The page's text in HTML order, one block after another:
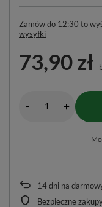
14dni na
Bezpieczne
Zamów do 12:30 to
wysyłki
73,90 zł
- +